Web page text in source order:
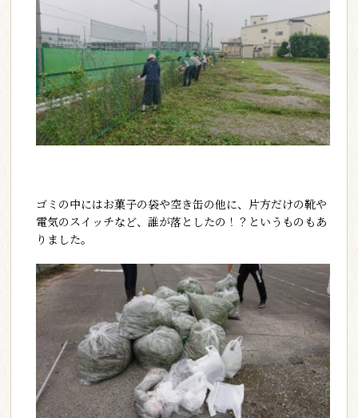
ゴミの中にはお菓子の袋や空き缶の他に、片方だけの靴や
電気のスイッチなど、誰が落としたの！？というものもあ
りました。